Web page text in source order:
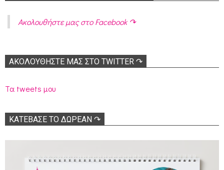
Ακολoυθήστε μας στο Facebook ↷
ΑΚΟΛΟΥΘΉΣΤΕ ΜΑΣ ΣΤΟ TWITTER ↷
Τα tweets μου
ΚΑΤΕΒΑΣΕ ΤΟ ΔΩΡΕΑΝ ↷